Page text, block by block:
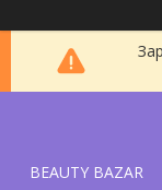
BEAUTY BAZAR